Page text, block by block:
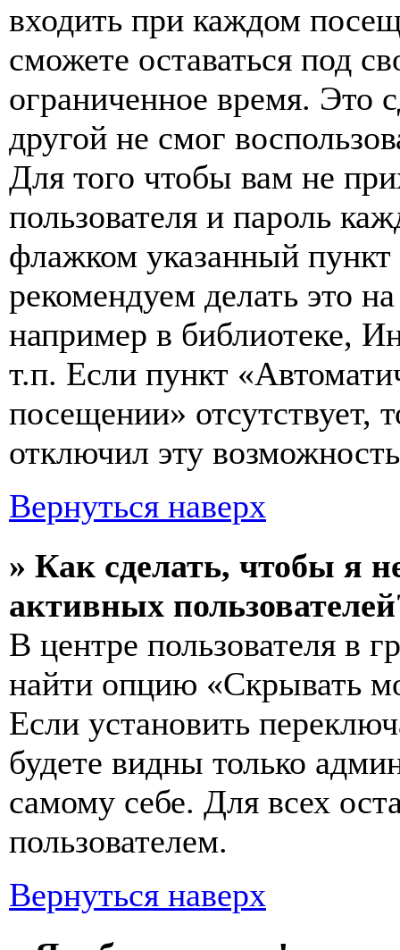
входить при каждом
сможете оставаться под
ограниченное время. Это
другой не смог
Для того чтобы вам не
пользователя и пароль
флажком указанный
рекомендуем делать это
например в библиотеке,
т.п. Если пункт
посещении» отсутствует,
отключил эту
Вернуться наверх
» Как сделать, чтобы я
активных
В центре пользователя в
найти опцию «Скрывать
Если установить
будете видны только
самому себе. Для всех
пользователем.
Вернуться наверх